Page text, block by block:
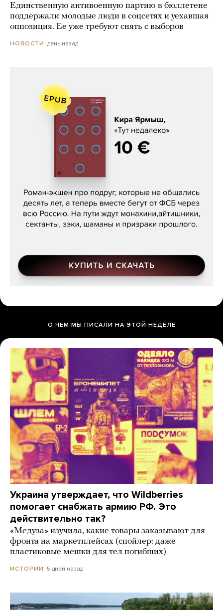
Единственную антивоенную партию в бюллетене
поддержали молодые люди в соцсетях и уехавшая
оппозиция. Ее уже требуют снять с выборов
НОВОСТИ день назад
Кира Ярмыш, «Тут недалеко»
О ЧЕМ МЫ ПИСАЛИ НА ЭТОЙ НЕДЕЛЕ
Украина утверждает, что Wildberries
помогает снабжать армию РФ. Это
действительно так?
«Медуза» изучила, какие товары заказывают для
фронта на маркетплейсах (спойлер: даже
пластиковые мешки для тел погибших)
ИСТОРИИ 5 дней назад